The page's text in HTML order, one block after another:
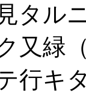
タル
又緑
行キ